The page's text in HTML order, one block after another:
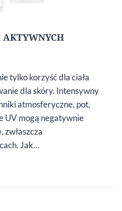
tylko korzyść dla ciała
dla skóry. Intensywny
atmosferyczne, pot,
UV mogą negatywnie
zwłaszcza
Jak…